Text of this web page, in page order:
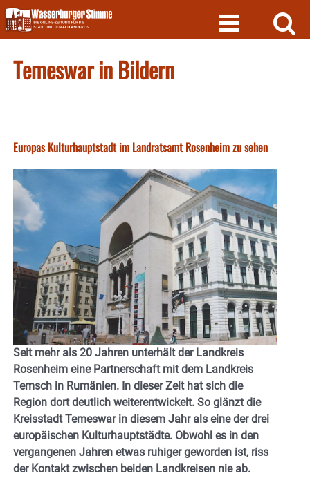
Skip
to
content
Temeswar in Bildern
Europas Kulturhauptstadt im Landratsamt Rosenheim zu sehen
Seit mehr als 20 Jahren unterhält der Landkreis
Rosenheim eine Partnerschaft mit dem Landkreis
Temsch in Rumänien. In dieser Zeit hat sich die
Region dort deutlich weiterentwickelt. So glänzt die
Kreisstadt Temeswar in diesem Jahr als eine der drei
europäischen Kulturhauptstädte. Obwohl es in den
vergangenen Jahren etwas ruhiger geworden ist, riss
der Kontakt zwischen beiden Landkreisen nie ab.